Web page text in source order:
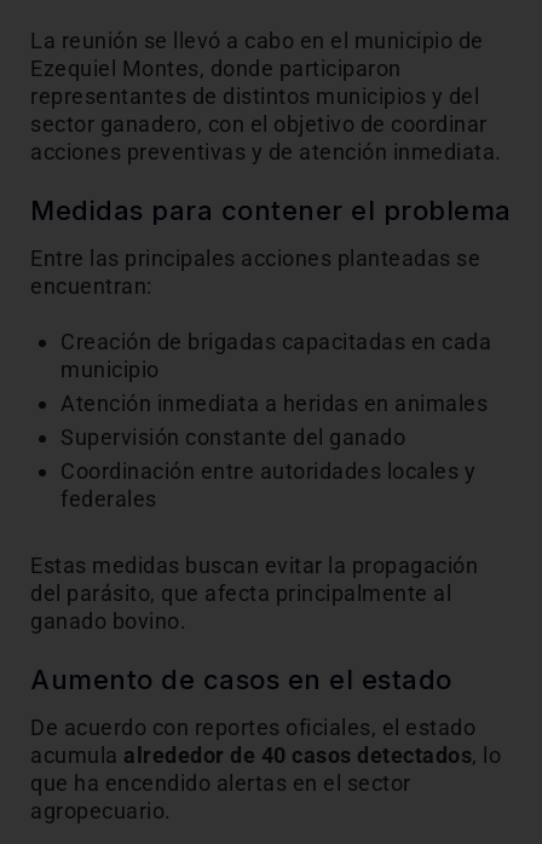
La reunión se llevó a cabo en el municipio de
Ezequiel Montes, donde participaron
representantes de distintos municipios y del
sector ganadero, con el objetivo de coordinar
acciones preventivas y de atención inmediata.
Medidas para contener el problema
Entre las principales acciones planteadas se
encuentran:
Creación de brigadas capacitadas en cada
municipio
Atención inmediata a heridas en animales
Supervisión constante del ganado
Coordinación entre autoridades locales y
federales
Estas medidas buscan evitar la propagación
del parásito, que afecta principalmente al
ganado bovino.
Aumento de casos en el estado
De acuerdo con reportes oficiales, el estado
acumula alrededor de 40 casos detectados, lo
que ha encendido alertas en el sector
agropecuario.